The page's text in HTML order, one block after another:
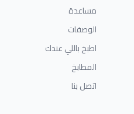
مساعدة
الوصفات
اطبخ باللي عندك
المطابخ
اتصل بنا